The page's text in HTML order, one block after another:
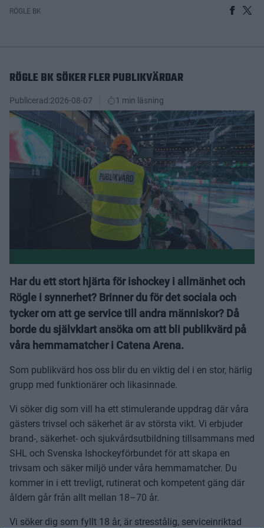
RÖGLE BK
RÖGLE BK SÖKER FLER PUBLIKVÄRDAR
Publicerad:2026-08-07 1 min läsning
Har du ett stort hjärta för ishockey i allmänhet och
Rögle i synnerhet? Brinner du för det sociala och
tycker om att ge service till andra människor? Då
borde du självklart ansöka om att bli publikvärd på
våra hemmamatcher i Catena Arena.
Som publikvärd hos oss blir du en viktig del i en stor, härlig
grupp med funktionärer och likasinnade.
Vi söker dig som vill ha ett stimulerande uppdrag där våra
gästers trivsel och säkerhet är av största vikt. Vi erbjuder
brand-, säkerhet- och sjukvårdsutbildning tillsammans med
SHL och Svenska Ishockeyförbundet för att skapa en
trivsam och säker miljö under våra hemmamatcher. Du
kommer in i ett trevligt, rutinerat och kompetent gäng där
åldern går från allt mellan 18–70 år.
Vi söker dig som fyllt 18 år, är stresstålig, serviceinriktad